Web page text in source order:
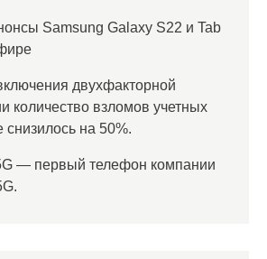
Samsung Galaxy S22 и Tab
двухфакторной
количество взломов учетных
снизилось на 50%.
— первый телефон компании